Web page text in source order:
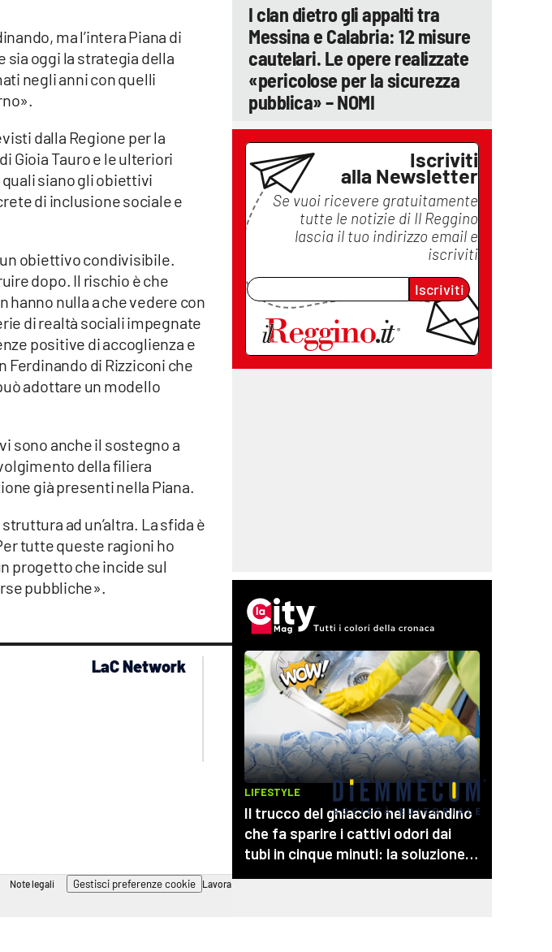
ma l’intera Piana di
sia oggi la strategia della
negli anni con quelli
dalla Regione per la
Gioia Tauro e le ulteriori
siano gli obiettivi
di inclusione sociale e
obiettivo condivisibile.
dopo. Il rischio è che
nulla a che vedere con
di realtà sociali impegnate
positive di accoglienza e
Ferdinando di Rizziconi che
adottare un modello
sono anche il sostegno a
della filiera
già presenti nella Piana.
ad un’altra. La sfida è
tutte queste ragioni ho
progetto che incide sul
pubbliche».
I clan dietro gli appalti tra
Messina e Calabria: 12 misure
cautelari. Le opere realizzate
«pericolose per la sicurezza
pubblica» – NOMI
Iscriviti
alla Newsletter
Se vuoi ricevere gratuitamente
tutte le notizie di Il Reggino
lascia il tuo indirizzo email e
iscriviti
Iscriviti
LaC Network
lacplay.it
lactv.it
laconair.it
lacitymag.it
lacapitalenews.it
cosenzachannel.it
ilvibonese.it
catanzarochannel.it
Note legali Gestisci preferenze cookie Lavora con noi